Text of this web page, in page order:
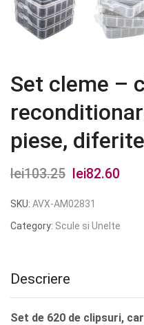
Set cleme –
piese,
lei103.25
Prețul
inițial
a
lei82.60
SKU: AVX-AM02831
Category: Scule si Unelte
Descriere
Set de 620 de clipsuri,